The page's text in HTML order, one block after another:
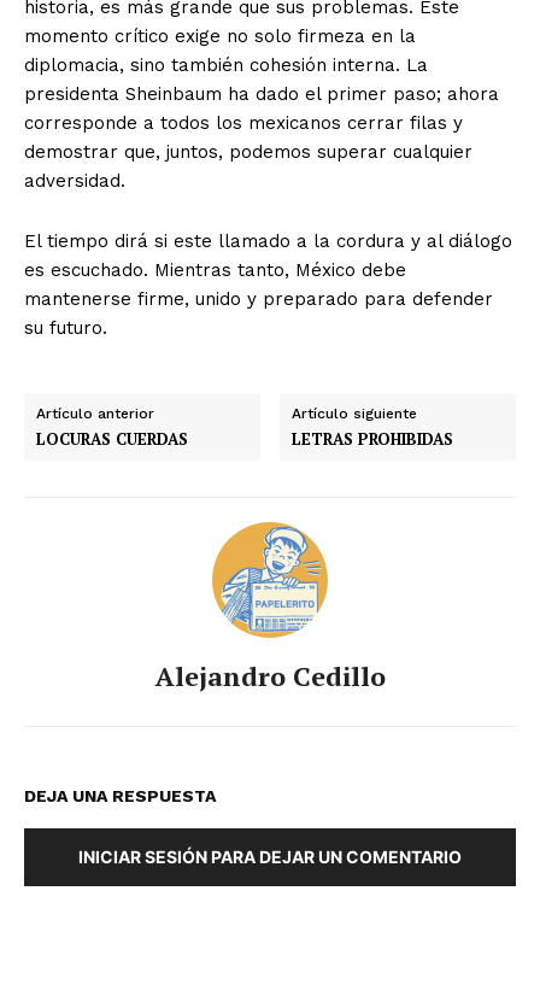
historia, es más grande que sus problemas. Este
momento crítico exige no solo firmeza en la
diplomacia, sino también cohesión interna. La
presidenta Sheinbaum ha dado el primer paso; ahora
corresponde a todos los mexicanos cerrar filas y
demostrar que, juntos, podemos superar cualquier
adversidad.
El tiempo dirá si este llamado a la cordura y al diálogo
es escuchado. Mientras tanto, México debe
mantenerse firme, unido y preparado para defender
su futuro.
Artículo anterior
LOCURAS CUERDAS
Artículo siguiente
LETRAS PROHIBIDAS
Alejandro Cedillo
DEJA UNA RESPUESTA
INICIAR SESIÓN PARA DEJAR UN COMENTARIO